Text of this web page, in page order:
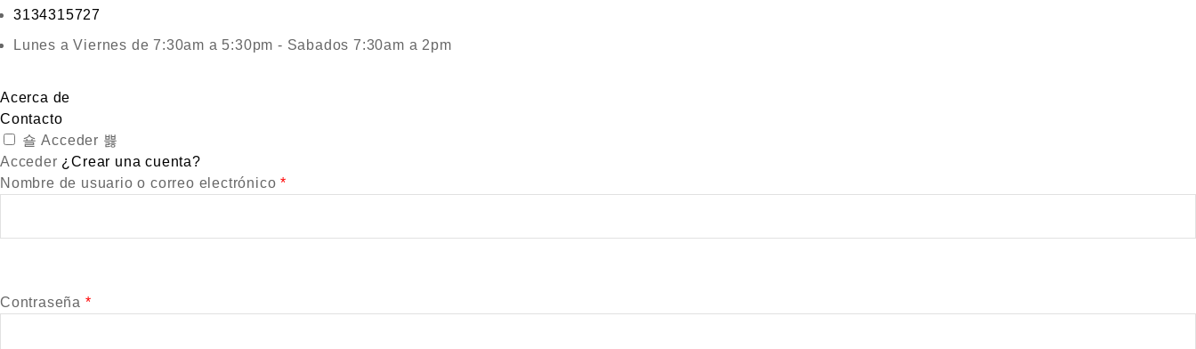
3134315727
Lunes a Viernes de 7:30am a 5:30pm - Sabados 7:30am a 2pm
Acerca de
Contacto
Acceder
Acceder ¿Crear una cuenta?
Nombre de usuario o correo electrónico*
Contraseña *